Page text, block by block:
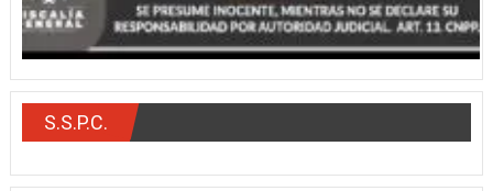
S.S.P.C.